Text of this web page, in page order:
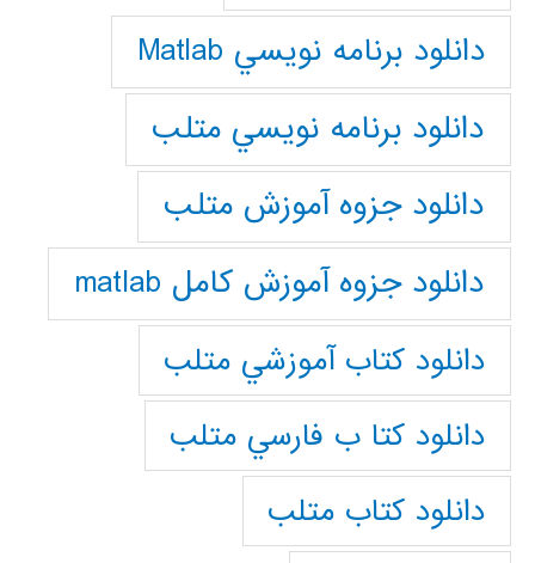
دانلود برنامه نويسي Matlab
دانلود برنامه نويسي متلب
دانلود جزوه آموزش متلب
دانلود جزوه آموزش کامل matlab
دانلود كتاب آموزشي متلب
دانلود كتا ب فارسي متلب
دانلود كتاب متلب